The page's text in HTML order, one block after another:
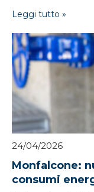
Leggi tutto »
24/04/2026
Monfalcone:
consumi